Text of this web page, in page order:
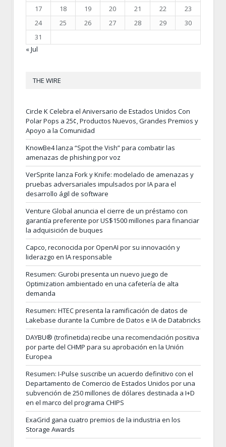
17
18 19 20 21 22
23
24
25 26 27 28 29
30
31
« Jul
THE WIRE
Circle K Celebra el Aniversario de Estados Unidos Con
Polar Pops a 25¢, Productos Nuevos, Grandes Premios y
Apoyo a la Comunidad
KnowBe4 lanza “Spot the Vish” para combatir las
amenazas de phishing por voz
VerSprite lanza Fork y Knife: modelado de amenazas y
pruebas adversariales impulsados por IA para el
desarrollo ágil de software
Venture Global anuncia el cierre de un préstamo con
garantía preferente por US$1500 millones para financiar
la adquisición de buques
Capco, reconocida por OpenAI por su innovación y
liderazgo en IA responsable
Resumen: Gurobi presenta un nuevo juego de
Optimization ambientado en una cafetería de alta
demanda
Resumen: HTEC presenta la ramificación de datos de
Lakebase durante la Cumbre de Datos e IA de Databricks
DAYBU® (trofinetida) recibe una recomendación positiva
por parte del CHMP para su aprobación en la Unión
Europea
Resumen: I-Pulse suscribe un acuerdo definitivo con el
Departamento de Comercio de Estados Unidos por una
subvención de 250 millones de dólares destinada a I+D
en el marco del programa CHIPS
ExaGrid gana cuatro premios de la industria en los
Storage Awards